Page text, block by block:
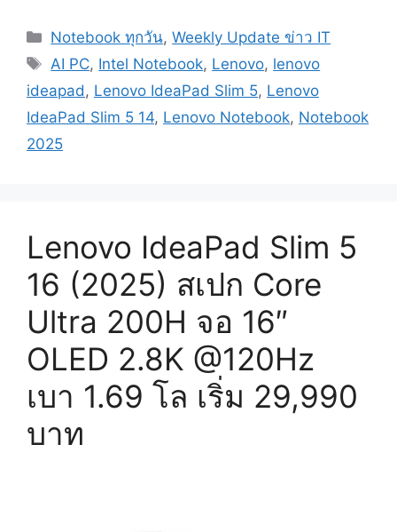
Categories
Notebook ทุกวัน,Weekly Update ข่าว IT
Tags
AI PC, Intel Notebook, Lenovo, lenovo
ideapad , Lenovo IdeaPad Slim 5, Lenovo
IdeaPad Slim 5 14, Lenovo Notebook, Notebook
2025
Lenovo IdeaPad Slim 5
16 (2025) สเปก Core
Ultra 200H จอ 16″
OLED 2.8K @120Hz
เบา 1.69 โล เริ่ม 29,990
บาท